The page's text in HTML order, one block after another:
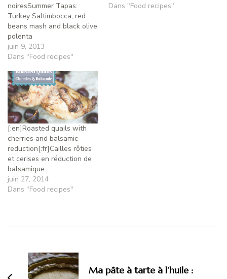
noiresSummer Tapas:
Turkey Saltimbocca, red
beans mash and black olive
polenta
juin 9, 2013
Dans "Food recipes"
Dans "Food recipes"
[:en]Roasted quails with
cherries and balsamic
reduction[:fr]Cailles rôties
et cerises en réduction de
balsamique
juin 27, 2014
Dans "Food recipes"
Ma pâte à tarte à l’huile :